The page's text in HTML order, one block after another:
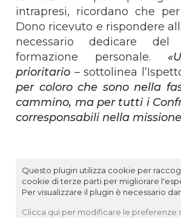
intrapresi, ricordano che
Dono ricevuto e rispondere
necessario dedicare
formazione personale.
prioritario – sottolinea
per coloro che sono nella
cammino, ma per tutti i
corresponsabili nella
Questo plugin utilizza cookie per
cookie di terze parti per migliorare
Per visualizzare il plugin è necessario
Clicca qui per modificare le preferenze